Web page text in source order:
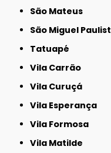
São Mateus
São Miguel
Tatuapé
Vila Carrão
Vila Curuçá
Vila Esperança
Vila Formosa
Vila Matilde